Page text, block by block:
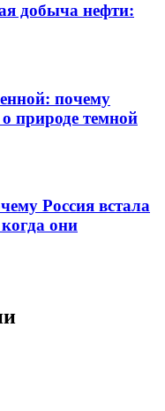
добыча нефти:
почему
природе темной
Россия встала
они